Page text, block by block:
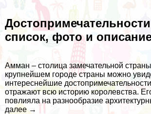
список, фото и
Амман – столица замечательной
крупнейшем городе страны можно
интереснейшие
отражают всю историю королевства.
повлияла на разнообразие
далее →